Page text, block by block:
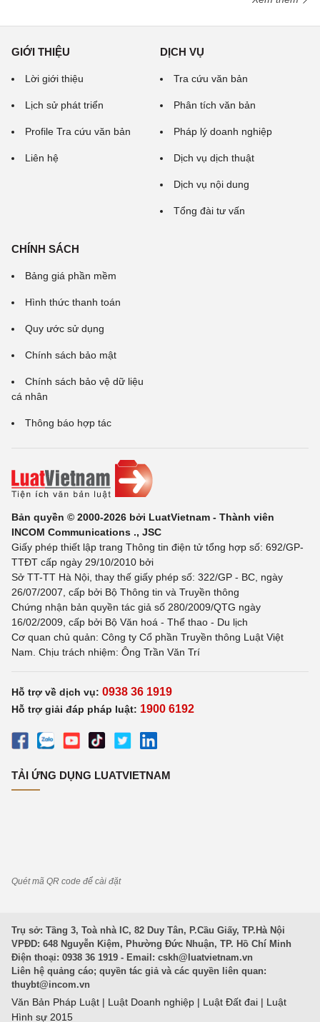
GIỚI THIỆU
Lời giới thiệu
Lịch sử phát triển
Profile Tra cứu văn bản
Liên hệ
DỊCH VỤ
Tra cứu văn bản
Phân tích văn bản
Pháp lý doanh nghiệp
Dịch vụ dịch thuật
Dịch vụ nội dung
Tổng đài tư vấn
CHÍNH SÁCH
Bảng giá phần mềm
Hình thức thanh toán
Quy ước sử dụng
Chính sách bảo mật
Chính sách bảo vệ dữ liệu
cá nhân
Thông báo hợp tác
Bản quyền © 2000-2026 bởi LuatVietnam - Thành viên
INCOM Communications ., JSC
Giấy phép thiết lập trang Thông tin điện tử tổng hợp số: 692/GP-
TTĐT cấp ngày 29/10/2010 bởi
Sở TT-TT Hà Nội, thay thế giấy phép số: 322/GP - BC, ngày
26/07/2007, cấp bởi Bộ Thông tin và Truyền thông
Chứng nhận bản quyền tác giả số 280/2009/QTG ngày
16/02/2009, cấp bởi Bộ Văn hoá - Thể thao - Du lịch
Cơ quan chủ quản: Công ty Cổ phần Truyền thông Luật Việt
Nam. Chịu trách nhiệm: Ông Trần Văn Trí
Hỗ trợ về dịch vụ: 0938 36 1919
Hỗ trợ giải đáp pháp luật: 1900 6192
TẢI ỨNG DỤNG LUATVIETNAM
Quét mã QR code để cài đặt
Trụ sở: Tầng 3, Toà nhà IC, 82 Duy Tân, P.Cầu Giấy, TP.Hà Nội
VPĐD: 648 Nguyễn Kiệm, Phường Đức Nhuận, TP. Hồ Chí Minh
Điện thoại: 0938 36 1919 - Email: cskh@luatvietnam.vn
Liên hệ quảng cáo; quyền tác giả và các quyền liên quan:
thuybt@incom.vn
Văn Bản Pháp Luật | Luật Doanh nghiệp | Luật Đất đai | Luật
Hình sự 2015